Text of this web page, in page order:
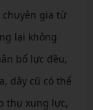
chuyên gia từ
lại không
bổ lực đều,
dây cũ có thể
thụ xung lực,